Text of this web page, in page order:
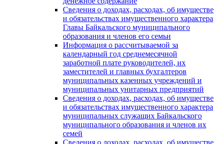
Сведения о доходах, расходах, об имуществе
и обязательствах имущественного характера
Главы Байкальского муниципального
образования и членов его семьи
Информация о рассчитываемой за
календарный год среднемесячной
заработной плате руководителей, их
заместителей и главных бухгалтеров
муниципальных казенных учреждений и
муниципальных унитарных предприятий
Сведения о доходах, расходах, об имуществе
и обязательствах имущественного характера
муниципальных служащих Байкальского
муниципального образования и членов их
семей
Сведения о доходах, расходах, об имуществе